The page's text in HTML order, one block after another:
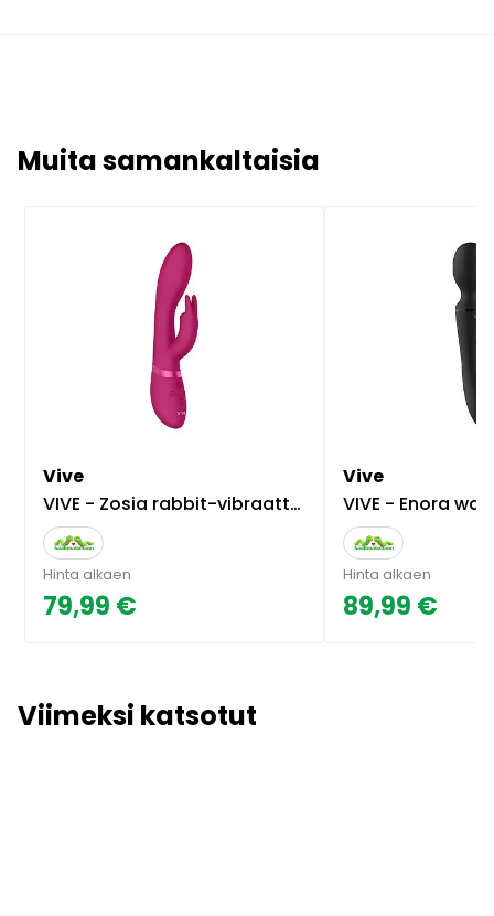
Muita samankaltaisia
Vive
VIVE - Zosia rabbit-vibraattori
Hinta alkaen
79,99 €
Vive
VIVE - Enora
Hinta alkaen
89,99 €
Viimeksi katsotut